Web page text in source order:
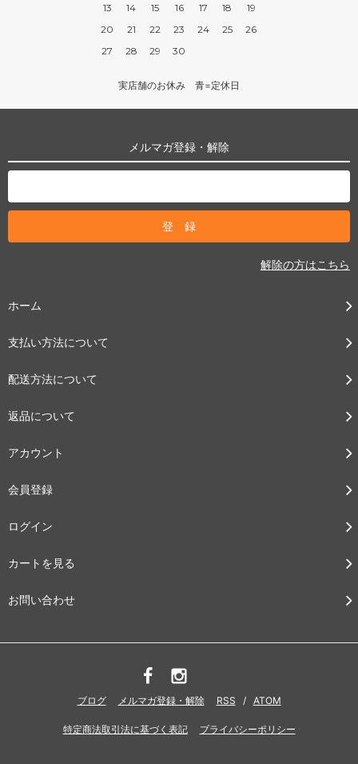
13
14 15 16 17 18
19
20
21 22 23 24 25
26
27
28 29 30
実店舗のお休み 青=定休日
メルマガ登録・解除
解除の方はこちら
ホーム
支払い方法について
配送方法について
返品について
アカウント
会員登録
ログイン
カートを見る
お問い合わせ
ブログ メルマガ登録・解除 RSS / ATOM
特定商法取引法に基づく表記 プライバシーポリシー